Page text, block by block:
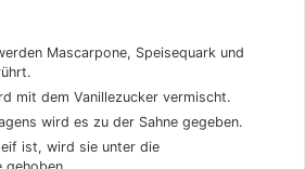
Mascarpone, Speisequark und
mit dem Vanillezucker vermischt.
wird es zu der Sahne gegeben.
ist, wird sie unter die